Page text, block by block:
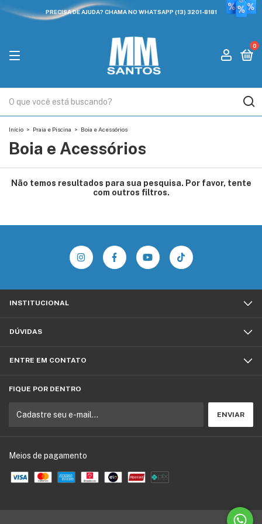
PRECISA DE AJUDA? CHAMA NO WHATSAPP (13) 3201-8181
0
Início > Praia e Piscina > Boia e Acessórios
Boia e Acessórios
Não temos resultados para sua pesquisa. Por favor, tente
com outros filtros.
INSTITUCIONAL
DÚVIDAS
ENTRE EM CONTATO
FIQUE POR DENTRO
Meios de pagamento